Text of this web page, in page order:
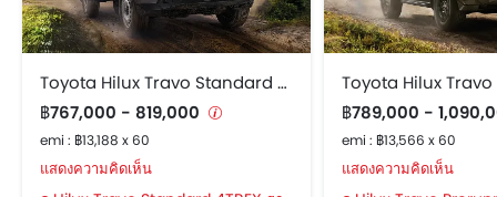
Toyota Hilux Travo Standard 4TREX
฿767,000 - 819,000
emi : ฿13,188 x 60
แสดงความคิดเห็น
฿789,000 -
emi : ฿13,566 x 60
แสดงความคิดเห็น